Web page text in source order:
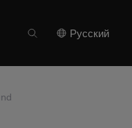
Русский